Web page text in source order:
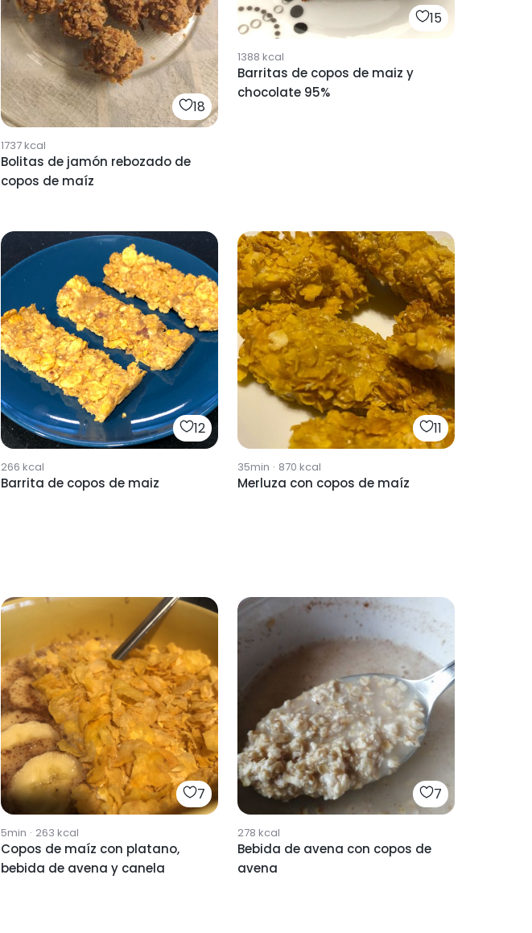
18
1737kcal
Bolitas de jamón rebozado de
copos de maíz
15
1388 kcal
Barritas de copos de maiz y
chocolate 95%
12
266 kcal
Barrita de copos de maiz
11
35min · 870 kcal
Merluza con copos de maíz
7
5min · 263 kcal
Copos de maíz con platano,
bebida de avena y canela
7
278 kcal
Bebida de avena con copos de
avena